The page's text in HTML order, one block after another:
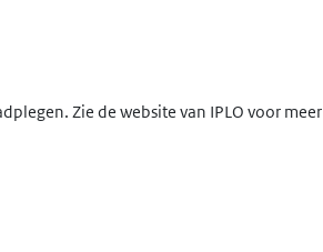
Zie de website van IPLO voor meer